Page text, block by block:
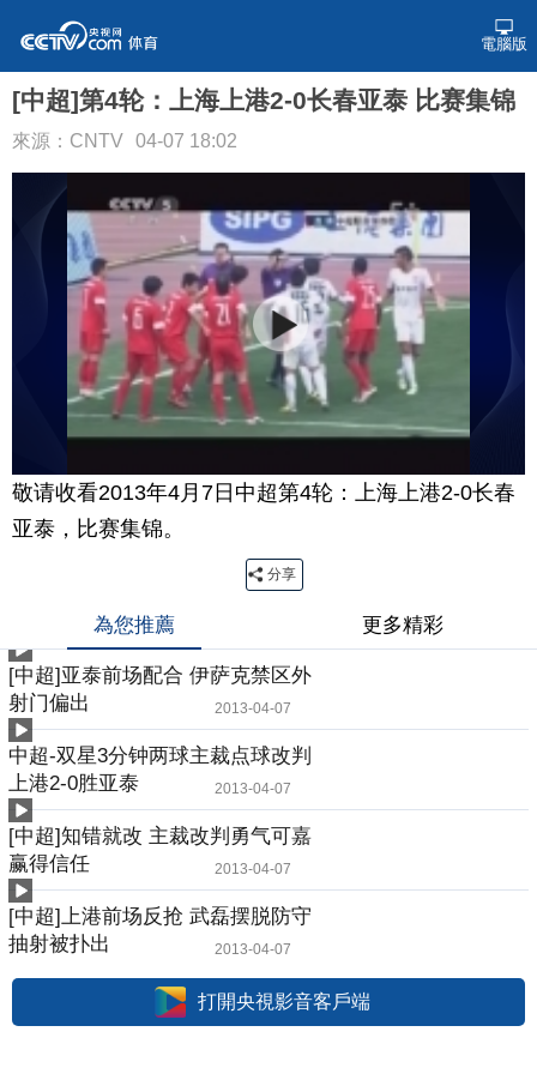
電腦版
[中超]第4轮：上海上港2-0长春亚泰 比赛集锦
來源：CNTV 04-07 18:02
敬请收看2013年4月7日中超第4轮：上海上港2-0长春
亚泰，比赛集锦。
分享
為您推薦 更多精彩
[中超]亚泰前场配合 伊萨克禁区外
射门偏出
2013-04-07
中超-双星3分钟两球主裁点球改判
上港2-0胜亚泰
2013-04-07
[中超]知错就改 主裁改判勇气可嘉
赢得信任
2013-04-07
[中超]上港前场反抢 武磊摆脱防守
抽射被扑出
2013-04-07
打開央視影音客戶端